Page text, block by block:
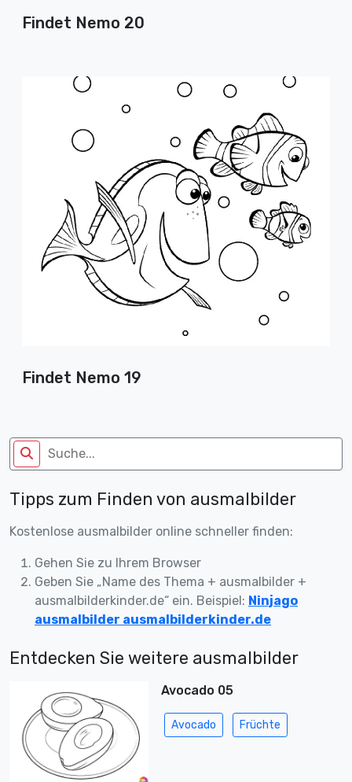
Findet Nemo 20
Findet Nemo 19
Tipps zum Finden von ausmalbilder
Kostenlose ausmalbilder online schneller finden:
Gehen Sie zu Ihrem Browser
Geben Sie „Name des Thema + ausmalbilder +
ausmalbilderkinder.de“ ein. Beispiel: Ninjago
ausmalbilder ausmalbilderkinder.de
Entdecken Sie weitere ausmalbilder
Avocado 05
Avocado Früchte